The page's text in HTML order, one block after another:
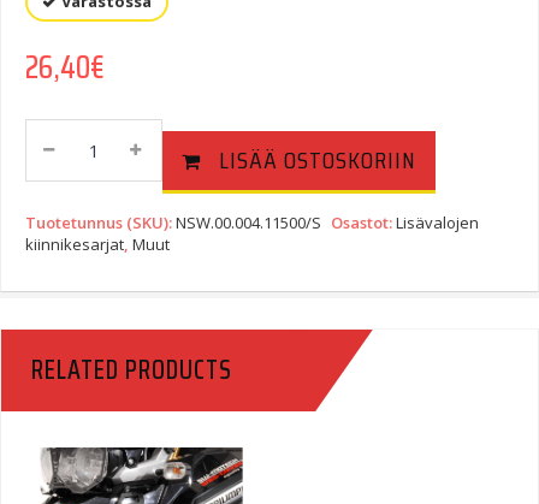
26,40€
Lisävalosarjan
Moottorinsuojarautaan
22mm
Quantity
LISÄÄ OSTOSKORIIN
Tuotetunnus (SKU):NSW.00.004.11500/S Osastot:Lisävalojen
kiinnikesarjat Muut
RELATED PRODUCTS